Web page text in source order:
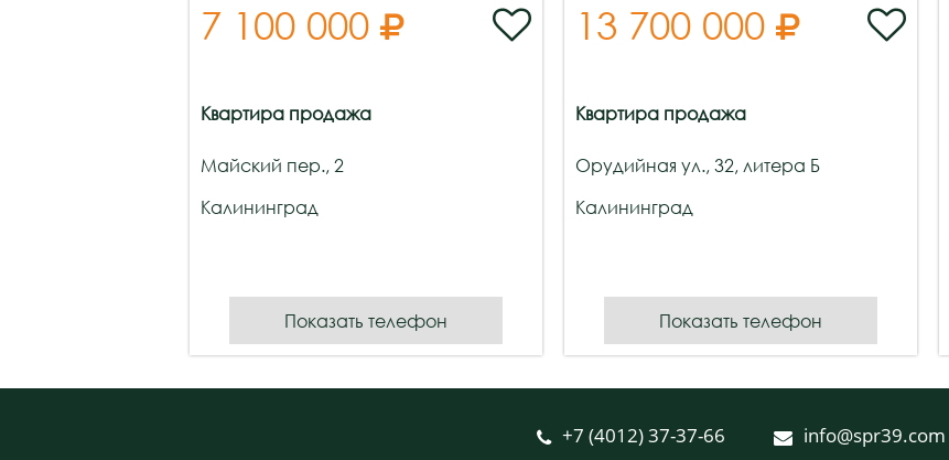
7 100 000  
Квартира продажа
Майский пер., 2
Калининград
Показать телефон
13 700 000  
Квартира продажа
Орудийная ул., 32, литера Б
Калининград
Показать телефон
 +7 (4012) 37-37-66  info@spr39.com